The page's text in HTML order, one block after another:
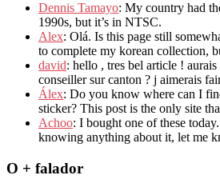
Dennis Tamayo: My country had
1990s, but it’s in NTSC.
Alex: Olá. Is this page still
to complete my korean collection,
david: hello , tres bel article ! aurais
conseiller sur canton ? j aimerais
Álex: Do you know where can I
sticker? This post is the only site
Achoo: I bought one of these
knowing anything about it, let me
O + falador